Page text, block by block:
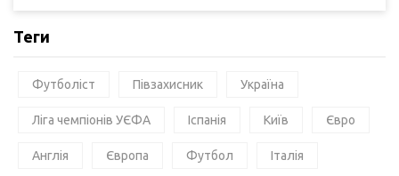
Теги
Футболіст Півзахисник Україна
Ліга чемпіонів УЄФА Іспанія Київ Євро
Англія Європа Футбол Італія